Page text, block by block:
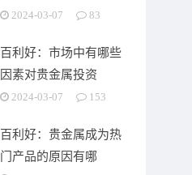
2024-03-07 83
百利好：市场中有哪些
因素对贵金属投资
2024-03-07 153
百利好：贵金属成为热
门产品的原因有哪